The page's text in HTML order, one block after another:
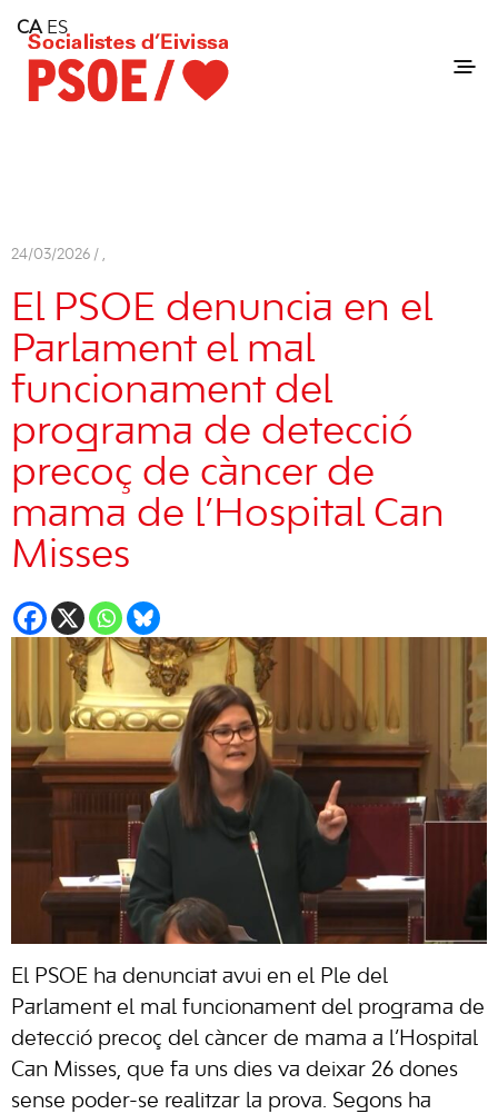
Consell Insular d'Eivissa
Services
Contact
24/03/2026 / ,
El PSOE denuncia en el
Parlament el mal
funcionament del
programa de detecció
precoç de càncer de
mama de l’Hospital Can
Misses
El PSOE ha denunciat avui en el Ple del
Parlament el mal funcionament del programa de
detecció precoç del càncer de mama a l’Hospital
Can Misses, que fa uns dies va deixar 26 dones
sense poder-se realitzar la prova. Segons ha
CA ES